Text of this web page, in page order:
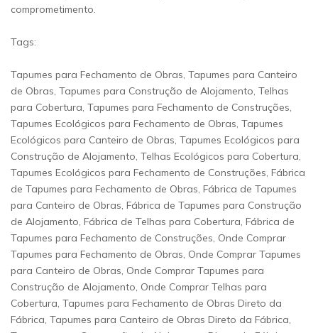
comprometimento.
Tags:
Tapumes para Fechamento de Obras, Tapumes para Canteiro
de Obras, Tapumes para Construção de Alojamento, Telhas
para Cobertura, Tapumes para Fechamento de Construções,
Tapumes Ecológicos para Fechamento de Obras, Tapumes
Ecológicos para Canteiro de Obras, Tapumes Ecológicos para
Construção de Alojamento, Telhas Ecológicos para Cobertura,
Tapumes Ecológicos para Fechamento de Construções, Fábrica
de Tapumes para Fechamento de Obras, Fábrica de Tapumes
para Canteiro de Obras, Fábrica de Tapumes para Construção
de Alojamento, Fábrica de Telhas para Cobertura, Fábrica de
Tapumes para Fechamento de Construções, Onde Comprar
Tapumes para Fechamento de Obras, Onde Comprar Tapumes
para Canteiro de Obras, Onde Comprar Tapumes para
Construção de Alojamento, Onde Comprar Telhas para
Cobertura, Tapumes para Fechamento de Obras Direto da
Fábrica, Tapumes para Canteiro de Obras Direto da Fábrica,